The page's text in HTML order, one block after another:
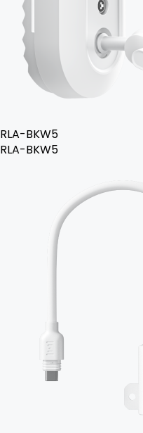
RLA-BKW5
RLA-BKW5